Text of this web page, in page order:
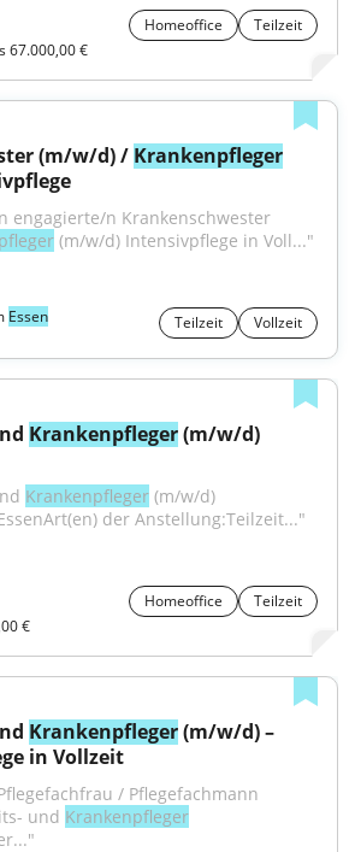
Homeoffice
Teilzeit
67.000,00 €
(m/w/d) / Krankenpfleger
engagierte/n Krankenschwester
(m/w/d) Intensivpflege in Voll..."
Essen Teilzeit Vollzeit
Krankenpfleger (m/w/d)
Krankenpfleger (m/w/d)
der Anstellung:Teilzeit..."
Homeoffice
Teilzeit
€
Krankenpfleger (m/w/d) –
in Vollzeit
/ Pflegefachmann
und Krankenpfleger